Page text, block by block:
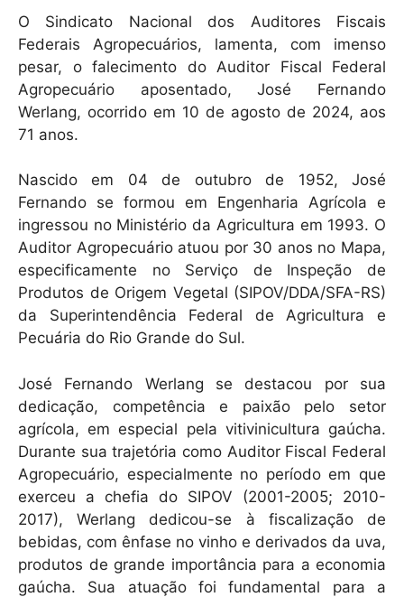
at
s
A
p
c
e
o
k
ai
l
O Sindicato Nacional dos Auditores Fiscais
Federais Agropecuários, lamenta, com imenso
pesar, o falecimento do Auditor Fiscal Federal
Agropecuário aposentado, José Fernando
Werlang, ocorrido em 10 de agosto de 2024, aos
71 anos.
Nascido em 04 de outubro de 1952, José
Fernando se formou em Engenharia Agrícola e
ingressou no Ministério da Agricultura em 1993. O
Auditor Agropecuário atuou por 30 anos no Mapa,
especificamente no Serviço de Inspeção de
Produtos de Origem Vegetal (SIPOV/DDA/SFA-RS)
da Superintendência Federal de Agricultura e
Pecuária do Rio Grande do Sul.
José Fernando Werlang se destacou por sua
dedicação, competência e paixão pelo setor
agrícola, em especial pela vitivinicultura gaúcha.
Durante sua trajetória como Auditor Fiscal Federal
Agropecuário, especialmente no período em que
exerceu a chefia do SIPOV (2001-2005; 2010-
2017), Werlang dedicou-se à fiscalização de
bebidas, com ênfase no vinho e derivados da uva,
produtos de grande importância para a economia
gaúcha. Sua atuação foi fundamental para a